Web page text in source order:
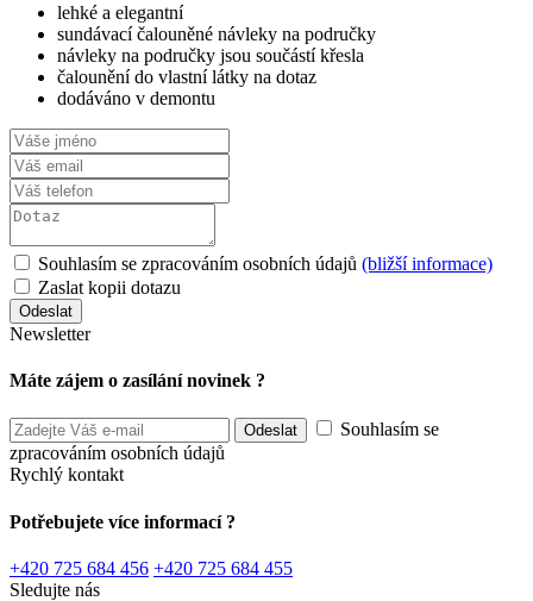
lehké a elegantní
sundávací čalouněné návleky na područky
návleky na područky jsou součástí křesla
čalounění do vlastní látky na dotaz
dodáváno v demontu
Souhlasím se zpracováním osobních údajů (bližší informace)
Zaslat kopii dotazu
Newsletter
Máte zájem o zasílání novinek ?
Souhlasím se
zpracováním osobních údajů
Rychlý kontakt
Potřebujete více informací ?
+420 725 684 456 +420 725 684 455
Sledujte nás